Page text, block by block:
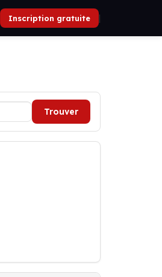
Inscription gratuite |
Trouver